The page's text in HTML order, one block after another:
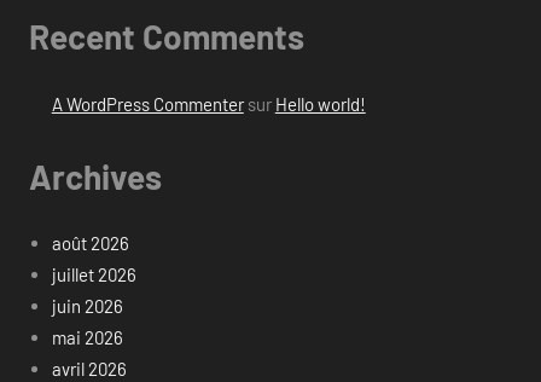
Recent Comments
A WordPress Commentersur Hello world!
Archives
août 2026
juillet 2026
juin 2026
mai 2026
avril 2026